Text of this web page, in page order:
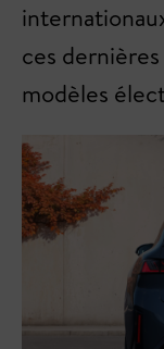
ces
modèles